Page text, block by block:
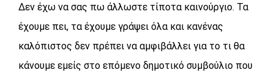
Δεν έχω να σας πω άλλωστε τίποτα καινούργιο. Τα
έχουμε πει, τα έχουμε γράψει όλα και κανένας
καλόπιστος δεν πρέπει να αμφιβάλλει για το τι θα
κάνουμε εμείς στο επόμενο δημοτικό συμβούλιο που